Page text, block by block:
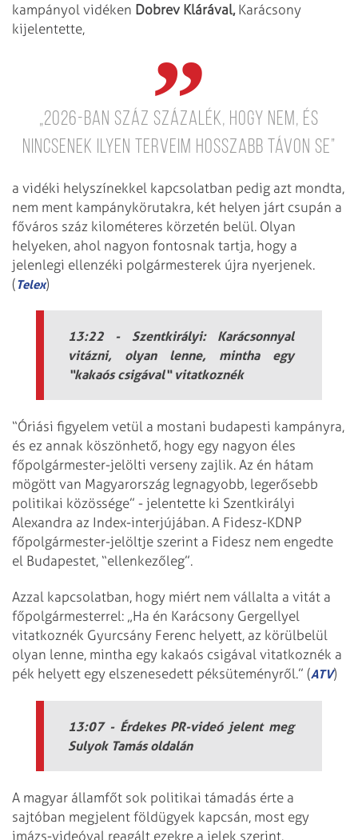
kampányol vidéken Dobrev Klárával,Karácsony
kijelentette,
„2026-ban száz százalék, hogy nem, és
nincsenek ilyen terveim hosszabb távon se”
a vidéki helyszínekkel kapcsolatban pedig azt mondta,
nem ment kampánykörutakra, két helyen járt csupán a
főváros száz kilométeres körzetén belül. Olyan
helyeken, ahol nagyon fontosnak tartja, hogy a
jelenlegi ellenzéki polgármesterek újra nyerjenek.
(Telex)
13:22 - Szentkirályi: Karácsonnyal
vitázni, olyan lenne, mintha egy
“kakaós csigával“ vitatkoznék
“Óriási figyelem vetül a mostani budapesti kampányra,
és ez annak köszönhető, hogy egy nagyon éles
főpolgármester-jelölti verseny zajlik. Az én hátam
mögött van Magyarország legnagyobb, legerősebb
politikai közössége” - jelentette ki Szentkirályi
Alexandra az Index-interjújában. A Fidesz-KDNP
főpolgármester-jelöltje szerint a Fidesz nem engedte
el Budapestet, “ellenkezőleg”.
Azzal kapcsolatban, hogy miért nem vállalta a vitát a
főpolgármesterrel: „Ha én Karácsony Gergellyel
vitatkoznék Gyurcsány Ferenc helyett, az körülbelül
olyan lenne, mintha egy kakaós csigával vitatkoznék a
pék helyett egy elszenesedett péksüteményről.” (ATV)
13:07 - Érdekes PR-videó jelent meg
Sulyok Tamás oldalán
A magyar államfőt sok politikai támadás érte a
sajtóban megjelent földügyek kapcsán, most egy
imázs-videóval reagált ezekre a jelek szerint.